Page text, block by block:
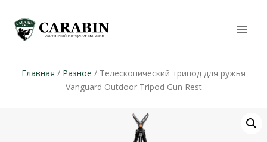
Главная / Разное / Телескопический трипод для ружья
Vanguard Outdoor Tripod Gun Rest